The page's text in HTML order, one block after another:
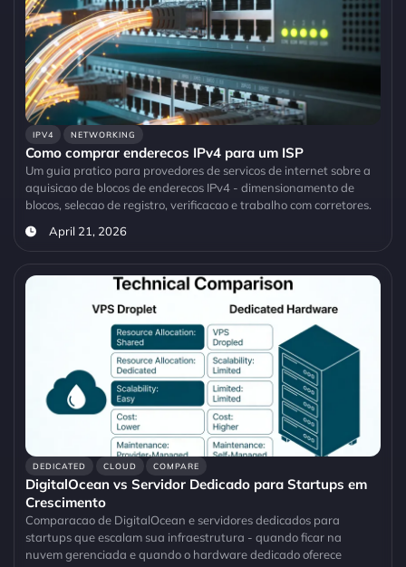
IPV4 NETWORKING
Como comprar enderecos IPv4 para um ISP
Um guia pratico para provedores de servicos de internet sobre a
aquisicao de blocos de enderecos IPv4 - dimensionamento de
blocos, selecao de registro, verificacao e trabalho com corretores.
April 21, 2026
DEDICATED CLOUD COMPARE
DigitalOcean vs Servidor Dedicado para Startups em
Crescimento
Comparacao de DigitalOcean e servidores dedicados para
startups que escalam sua infraestrutura - quando ficar na
nuvem gerenciada e quando o hardware dedicado oferece